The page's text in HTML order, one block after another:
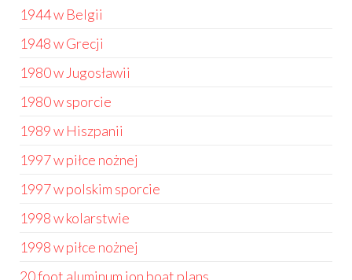
1944 w Belgii
1948 w Grecji
1980 w Jugosławii
1980 w sporcie
1989 w Hiszpanii
1997 w piłce nożnej
1997 w polskim sporcie
1998 w kolarstwie
1998 w piłce nożnej
20 foot aluminum jon boat plans